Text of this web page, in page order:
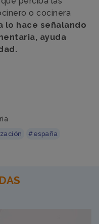
o cocinera
lo hace señalando
ayuda
#españa